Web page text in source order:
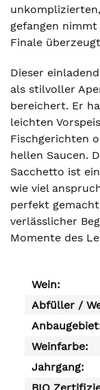
gefangen
Finale
Dieser
als stilvoller
bereichert. Er
leichten
Fischgerichten
hellen Saucen.
Sacchetto ist
wie viel
perfekt
verlässlicher
Momente des
Wein:
Abfüller /
Weinfarbe:
Jahrgang: